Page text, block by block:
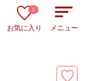
お気に入り
0
メニュー